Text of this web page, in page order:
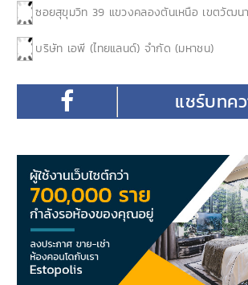
ซอยสุขุมวิท 39 แขวงคลองตันเหนือ เขตวัฒน
บริษัท เอพี (ไทยแลนด์) จำกัด (มหาชน)